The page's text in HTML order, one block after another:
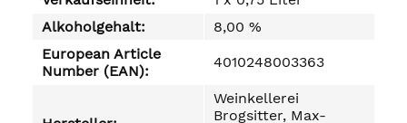
Alkoholgehalt:
8,00 %
European Article
Number (EAN):
4010248003363
Weinkellerei
Brogsitter, Max-